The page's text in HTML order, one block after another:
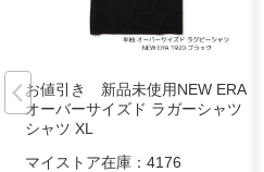
お値引き 新品未使用NEW ERA
オーバーサイズド ラガーシャツ
シャツ XL
マイストア在庫： 4176